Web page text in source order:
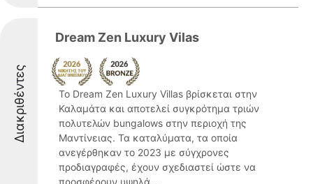
Διακριθέντες
Dream Zen Luxury Vilas
Το Dream Zen Luxury Villas βρίσκεται στην
Καλαμάτα και αποτελεί συγκρότημα τριών
πολυτελών bungalows στην περιοχή της
Μαντίνειας. Τα καταλύματα, τα οποία
ανεγέρθηκαν το 2023 με σύγχρονες
προδιαγραφές, έχουν σχεδιαστεί ώστε να
προσφέρουν υψηλά ...